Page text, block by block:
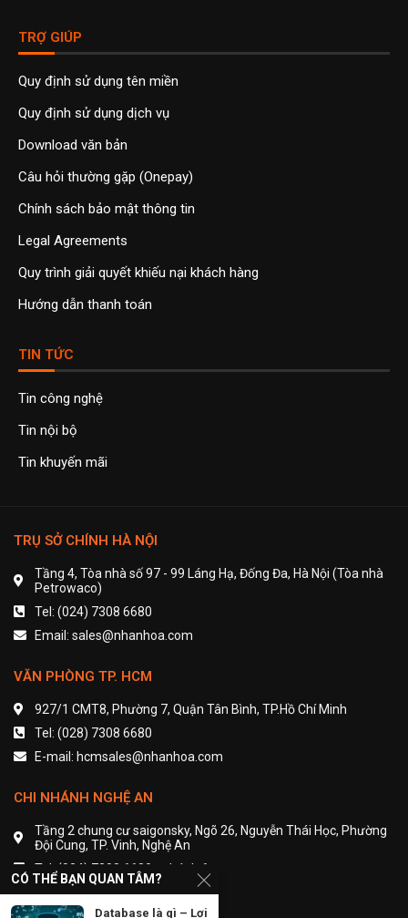
TRỢ GIÚP
Quy định sử dụng tên miền
Quy định sử dụng dịch vụ
Download văn bản
Câu hỏi thường gặp (Onepay)
Chính sách bảo mật thông tin
Legal Agreements
Quy trình giải quyết khiếu nại khách hàng
Hướng dẫn thanh toán
TIN TỨC
Tin công nghệ
Tin nội bộ
Tin khuyến mãi
TRỤ SỞ CHÍNH HÀ NỘI
Tầng 4, Tòa nhà số 97 - 99 Láng Hạ, Đống Đa, Hà Nội (Tòa nhà
Petrowaco)
Tel: (024) 7308 6680
Email: sales@nhanhoa.com
VĂN PHÒNG TP. HCM
927/1 CMT8, Phường 7, Quận Tân Bình, TP.Hồ Chí Minh
Tel: (028) 7308 6680
E-mail: hcmsales@nhanhoa.com
CHI NHÁNH NGHỆ AN
Tầng 2 chung cư saigonsky, Ngõ 26, Nguyễn Thái Học, Phường
Đội Cung, TP. Vinh, Nghệ An
Tel: (024) 7308 6680 - nhánh 6
Email: contact@nhanhoa.com
CÓ THỂ BẠN QUAN TÂM?
Database là gì – Lợi